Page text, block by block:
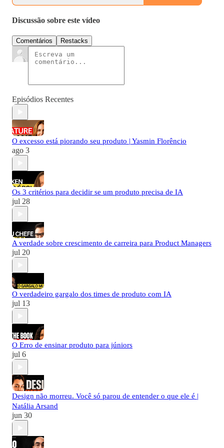
Discussão sobre este vídeo
Comentários Restacks
Episódios Recentes
O excesso está piorando seu produto | Yasmin Florêncio
ago 3
Os 3 critérios para decidir se um produto precisa de IA
jul 28
A verdade sobre crescimento de carreira para Product Managers
jul 20
O verdadeiro gargalo dos times de produto com IA
jul 13
O Erro de ensinar produto para júniors
jul 6
Design não morreu. Você só parou de entender o que ele é |
Natália Arsand
jun 30